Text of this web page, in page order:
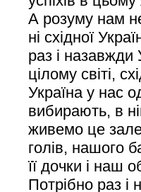
А розуму нам
ні східної
раз і назавжди
цілому світі,
Україна у нас
вибирають, в
живемо це
голів, нашого
її дочки і наш
Потрібно раз і